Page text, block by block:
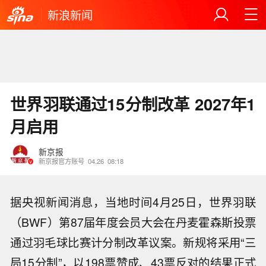
新浪新闻
世界羽联通过15分制改革 2027年1
月启用
新京报
新京报官方账号 04.26 08:18
据央视新闻消息，当地时间4月25日，世界羽联
（BWF）第87届年度会员大会在丹麦霍森斯投票
通过羽毛球比赛计分制改革议案。新规将采用“三